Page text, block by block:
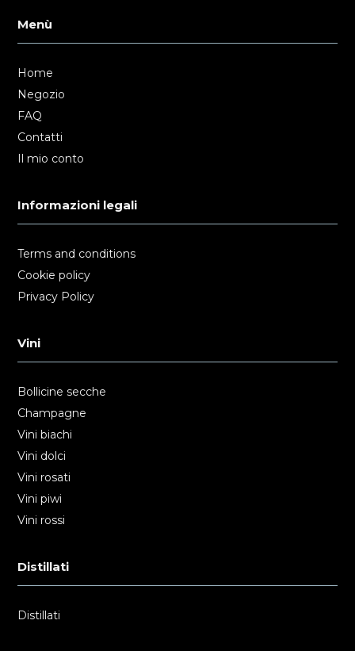
Menù
Home
Negozio
FAQ
Contatti
Il mio conto
Informazioni legali
Terms and conditions
Cookie policy
Privacy Policy
Vini
Bollicine secche
Champagne
Vini biachi
Vini dolci
Vini rosati
Vini piwi
Vini rossi
Distillati
Distillati